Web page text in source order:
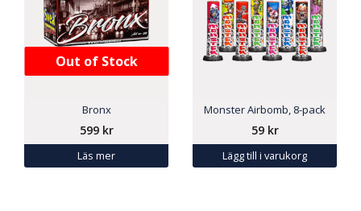
Out of Stock
Bronx
599 kr
Läs mer
Monster Airbomb, 8-pack
59 kr
Lägg till i varukorg